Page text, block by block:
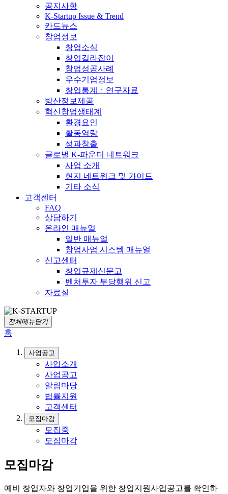
공지사항
K-Startup Issue & Trend
카드뉴스
창업정보
창업소식
창업길라잡이
창업성공사례
우수기업정보
창업통계ㆍ연구자료
방산정보제공
혁신창업생태계
환경요인
활동역량
성과창출
글로벌 K-파운더 네트워크
사업 소개
현지 네트워크 및 가이드
기타 소식
고객센터
FAQ
상담하기
온라인 매뉴얼
일반 매뉴얼
창업사업 시스템 매뉴얼
신고센터
창업규제신문고
벤처투자 부당행위 신고
자료실
전체메뉴닫기
홈
사업공고
사업소개
사업공고
알림마당
법률지원
고객센터
모집마감
모집중
모집마감
모집마감
예비 창업자와 창업기업을 위한 창업지원사업공고를 확인하